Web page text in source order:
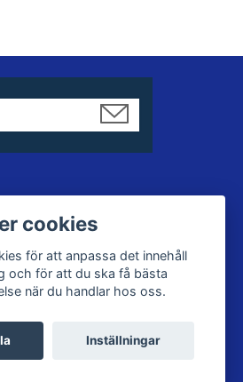
cookies
för att anpassa det innehåll
och för att du ska få bästa
när du handlar hos oss.
Inställningar